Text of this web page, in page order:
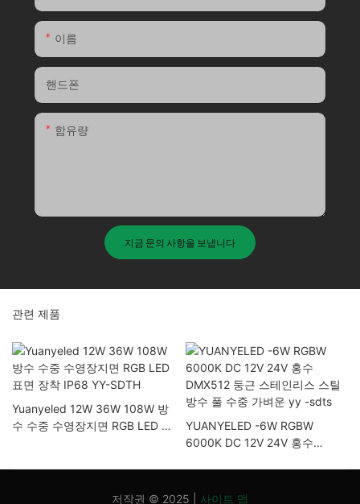
이름
핸드폰
함유량
지금 문의 사항을 보냅니다
관련 제품
Yuanyeled 12W 36W 108W 방
수 수중 수영장지면 RGB LED 표
YUANYELED -6W RGBW
6000K DC 12V 24V 홍수
저작권 © 2025 | 사이트 맵